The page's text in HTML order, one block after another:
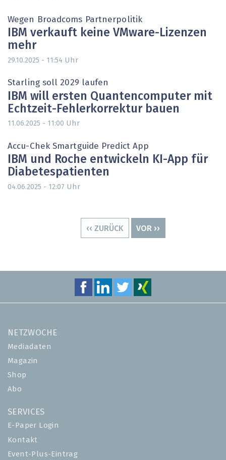
Wegen Broadcoms Partnerpolitik
IBM verkauft keine VMware-Lizenzen
mehr
29.10.2025 - 11:54 Uhr
Starling soll 2029 laufen
IBM will ersten Quantencomputer mit
Echtzeit-Fehlerkorrektur bauen
11.06.2025 - 11:00 Uhr
Accu-Chek Smartguide Predict App
IBM und Roche entwickeln KI-App für
Diabetespatienten
04.06.2025 - 12:07 Uhr
VORHERIGE
‹‹ ZURÜCK
NÄCHSTE
VOR ››
NETZWOCHE
Mediadaten
Magazin
Shop
Abo
SERVICES
E-Paper Login
Kontakt
Event-Plus-Eintrag